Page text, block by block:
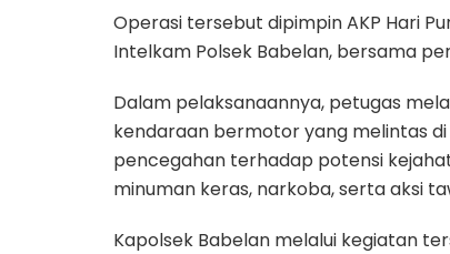
Operasi tersebut dipimpin AKP Hari
Intelkam Polsek Babelan, bersama
Dalam pelaksanaannya, petugas
kendaraan bermotor yang melintas
pencegahan terhadap potensi
minuman keras, narkoba, serta aksi
Kapolsek Babelan melalui kegiatan